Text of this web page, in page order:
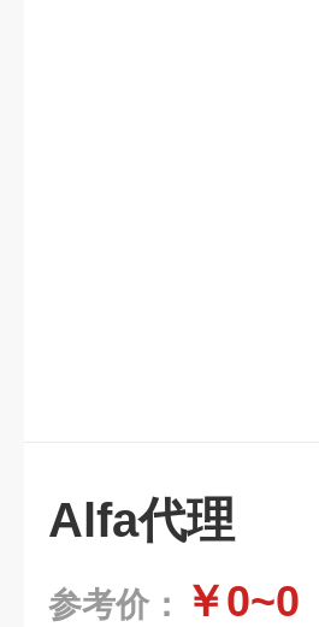
Alfa代理
参考价： ￥0~0